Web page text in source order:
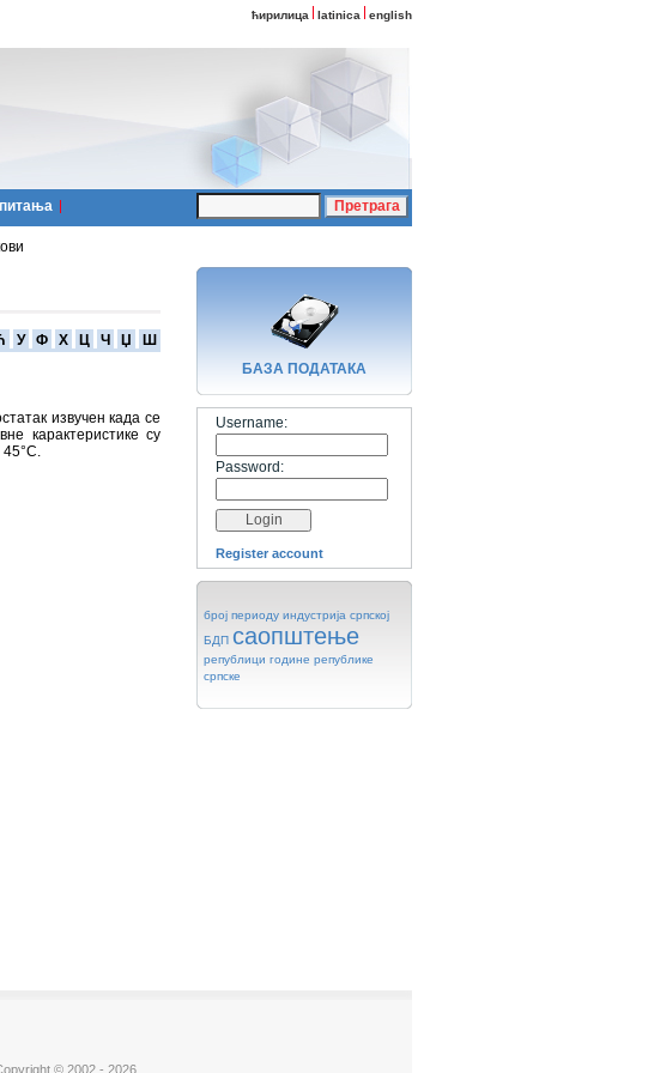
ћирилица latinica english
У Ф Х Ц Ч Џ Ш
извучен када се
карактеристике су
БАЗA ПОДАТАКА
Username:
Password:
Register account
број периоду индустрија српској
БДП саопштење
републици године републике
српске
© 2002 - 2026.